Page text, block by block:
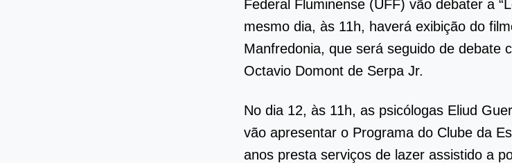
Federal Fluminense (UFF) vão debater a
mesmo dia, às 11h, haverá exibição do
Manfredonia, que será seguido de debate
Octavio Domont de Serpa Jr.
No dia 12, às 11h, as psicólogas Eliud
vão apresentar o Programa do Clube da
anos presta serviços de lazer assistido a